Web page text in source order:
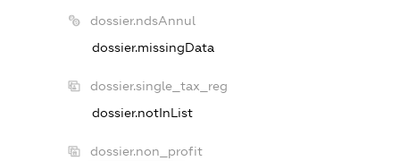
dossier.ndsAnnul
dossier.missingData
dossier.single_tax_reg
dossier.notInList
dossier.non_profit